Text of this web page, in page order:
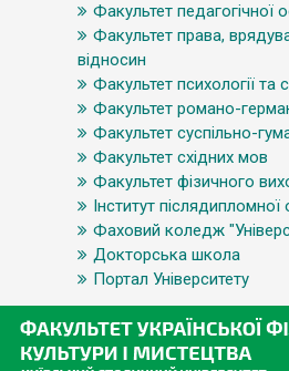
Факультет педагогічної
Факультет права,
відносин
Факультет психології та
Факультет романо-
Факультет суспільно-
Факультет східних мов
Факультет фізичного
Інститут післядипломної
Фаховий коледж
Докторська школа
Портал Університету